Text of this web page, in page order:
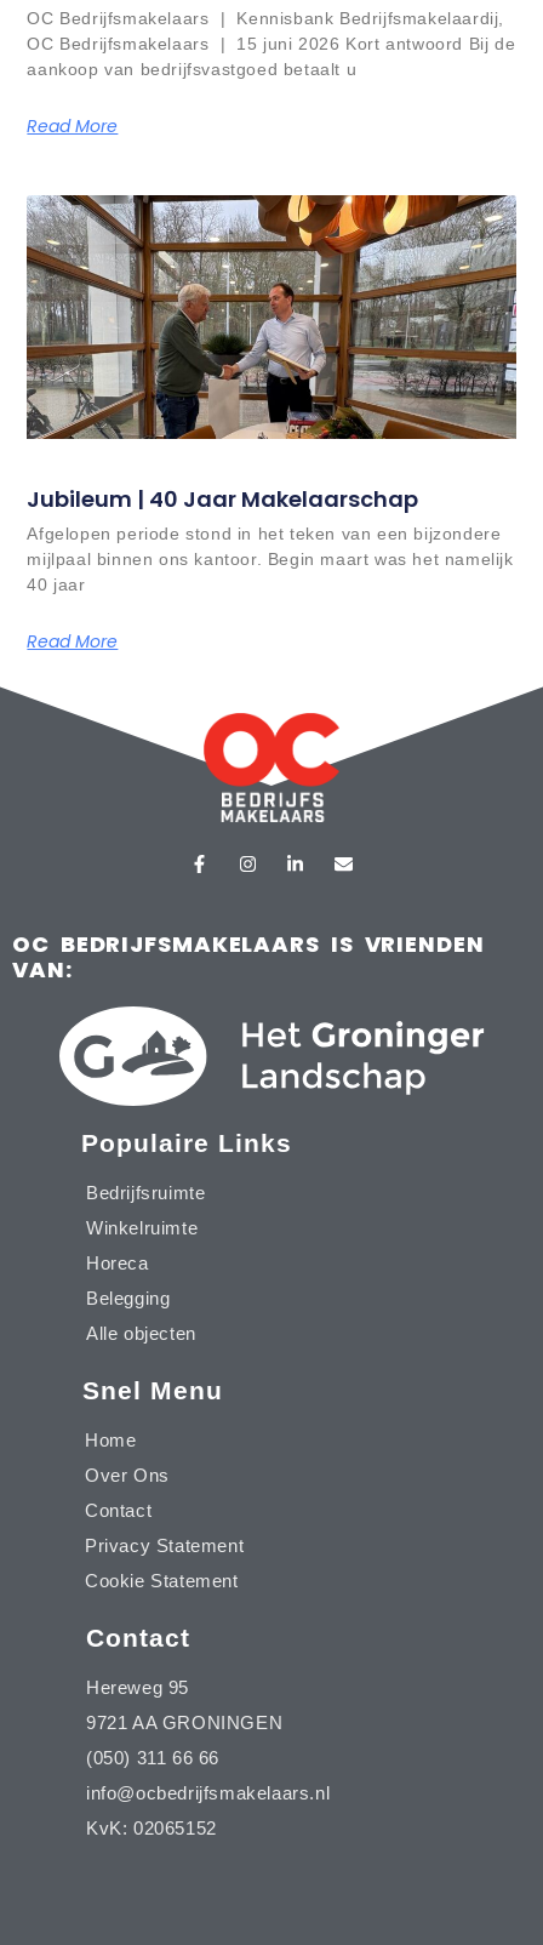
OC Bedrijfsmakelaars | Kennisbank Bedrijfsmakelaardij,
OC Bedrijfsmakelaars | 15 juni 2026 Kort antwoord Bij de
aankoop van bedrijfsvastgoed betaalt u
Read More
Jubileum | 40 Jaar Makelaarschap
Afgelopen periode stond in het teken van een bijzondere
mijlpaal binnen ons kantoor. Begin maart was het namelijk
40 jaar
Read More
OC BEDRIJFSMAKELAARS IS VRIENDEN
VAN:
Populaire Links
Bedrijfsruimte
Winkelruimte
Horeca
Belegging
Alle objecten
Snel Menu
Home
Over Ons
Contact
Privacy Statement
Cookie Statement
Contact
Hereweg 95
9721 AA GRONINGEN
(050) 311 66 66
info@ocbedrijfsmakelaars.nl
KvK: 02065152